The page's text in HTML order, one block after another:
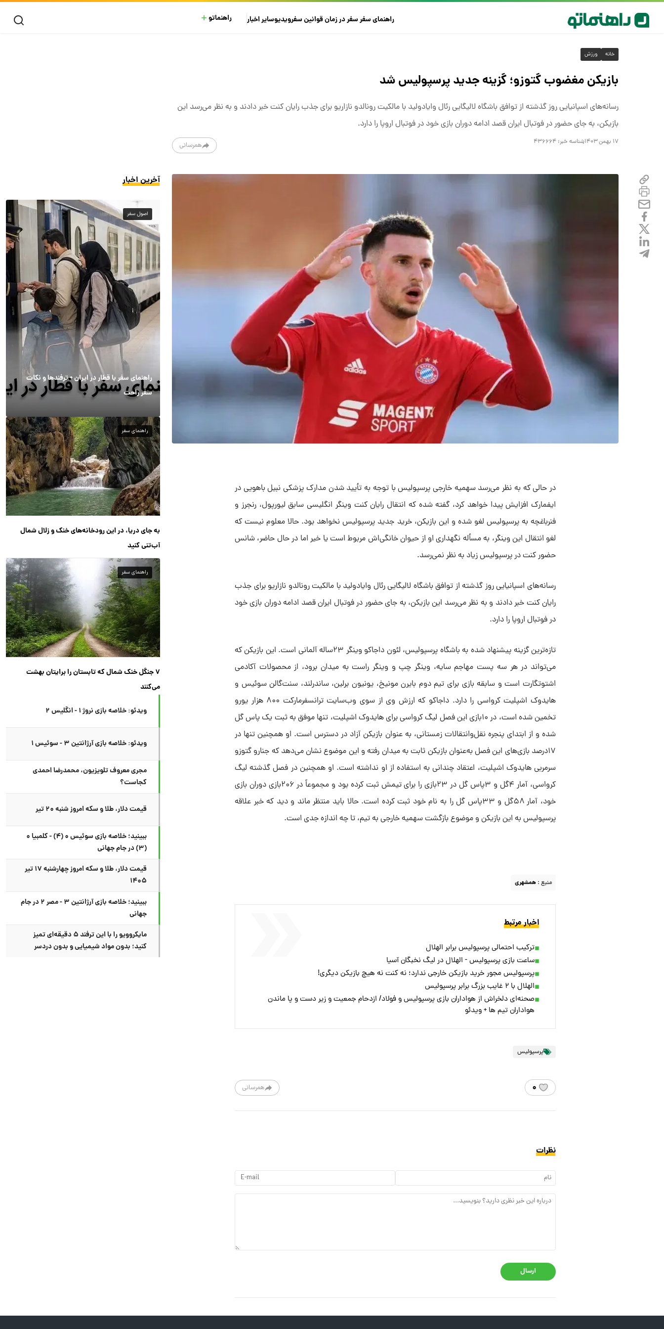
راهنمای سفرسفر در زمانقوانین سفرویدیوسایراخبار راهنماتو
خانه ورزش
بازیکن مغضوب گتوزو؛ گزینه جدید پرسپولیس شد
رسانه‌های اسپانیایی روز گذشته از توافق باشگاه لالیگایی رئال وایادولید با مالکیت رونالدو نازاریو برای جذب رایان کنت خبر دادند و به نظر می‌رسد این
بازیکن، به جای حضور در فوتبال ایران قصد ادامه دوران بازی خود در فوتبال اروپا را دارد.
۱۷ بهمن ۱۴۰۳ شناسه خبر: ۴۳۶۶۶۴ همرسانی
در حالی که به نظر می‌رسد سهمیه خارجی پرسپولیس با توجه به تأیید شدن مدارک پزشکی نبیل باهویی در
ایفمارک افزایش پیدا خواهد کرد، گفته شده که انتقال رایان کنت وینگر انگلیسی سابق لیورپول، رنجرز و
فنرباغچه به پرسپولیس لغو شده و این بازیکن، خرید جدید پرسپولیس نخواهد بود. حالا معلوم نیست که
لغو انتقال این وینگر، به مسأله نگهداری او از حیوان خانگی‌اش مربوط است یا خیر اما در حال حاضر، شانس
حضور کنت در پرسپولیس زیاد به نظر نمی‌رسد.
رسانه‌های اسپانیایی روز گذشته از توافق باشگاه لالیگایی رئال وایادولید با مالکیت رونالدو نازاریو برای جذب
رایان کنت خبر دادند و به نظر می‌رسد این بازیکن، به جای حضور در فوتبال ایران قصد ادامه دوران بازی خود
در فوتبال اروپا را دارد.
تازه‌ترین گزینه پیشنهاد شده به باشگاه پرسپولیس، لئون داجاکو وینگر ۲۳ساله آلمانی است. این بازیکن که
می‌تواند در هر سه پست مهاجم سایه، وینگر چپ و وینگر راست به میدان برود، از محصولات آکادمی
اشتوتگارت است و سابقه بازی برای تیم دوم بایرن مونیخ، یونیون برلین، ساندرلند، سنت‌گالن سوئیس و
هایدوک اشپلیت کرواسی را دارد. داجاکو که ارزش وی از سوی وب‌سایت ترانسفرمارکت ۸۰۰ هزار یورو
تخمین شده است، در ۱۰بازی این فصل لیگ کرواسی برای هایدوک اشپلیت، تنها موفق به ثبت یک پاس گل
شده و از ابتدای پنجره نقل‌وانتقالات زمستانی، به عنوان بازیکن آزاد در دسترس است. او همچنین تنها در
۱۷درصد بازی‌های این فصل به‌عنوان بازیکن ثابت به میدان رفته و این موضوع نشان می‌دهد که جنارو گتوزو
سرمربی هایدوک اشپلیت، اعتقاد چندانی به استفاده از او نداشته است. او همچنین در فصل گذشته لیگ
کرواسی، آمار ۴گل و ۳پاس گل در ۲۳بازی را برای تیمش ثبت کرده بود و مجموعاً در ۲۰۶بازی دوران بازی
خود، آمار ۵۸گل و ۳۳پاس گل را به نام خود ثبت کرده است. حالا باید منتظر ماند و دید که خبر علاقه
پرسپولیس به این بازیکن و موضوع بازگشت سهمیه خارجی به تیم، تا چه اندازه جدی است.
منبع : همشهری
اخبار مرتبط
ترکیب احتمالی پرسپولیس برابر الهلال
ساعت بازی پرسپولیس - الهلال در لیگ نخبگان آسیا
پرسپولیس مجور خرید بازیکن خارجی ندارد؛ نه کنت نه هیچ بازیکن دیگری!
الهلال با ۲ غایب بزرگ برابر پرسپولیس
صحنه‌ای دلخراش از هواداران بازی پرسپولیس و فولاد/ ازدحام جمعیت و زیر دست و پا ماندن
هواداران تیم ها + ویدئو
پرسپولیس
همرسانی ۰
نظرات
ارسال
آخرین اخبار
اصول سفر
راهنمای سفر با قطار در ایران + ترفندها و نکات
سفر راحت
راهنمای سفر
به جای دریا، در این رودخانه‌های خنک و زلال شمال
آب‌تنی کنید
راهنمای سفر
۷ جنگل خنک شمال که تابستان را برایتان بهشت
می‌کنند
ویدئو: خلاصه بازی نروژ ۱ - انگلیس ۲
ویدئو: خلاصه بازی آرژانتین ۳ - سوئیس ۱
مجری معروف تلویزیون، محمدرضا احمدی
کجاست؟
قیمت دلار، طلا و سکه امروز شنبه ۲۰ تیر
ببینید؛ خلاصه بازی سوئیس ۰ (۴) - کلمبیا ۰
(۳) در جام جهانی
قیمت دلار، طلا و سکه امروز چهارشنبه ۱۷ تیر
۱۴۰۵
ببینید؛ خلاصه بازی آرژانتین ۳ - مصر ۲ در جام
جهانی
مایکروویو را با این ترفند ۵ دقیقه‌ای تمیز
کنید؛ بدون مواد شیمیایی و بدون دردسر